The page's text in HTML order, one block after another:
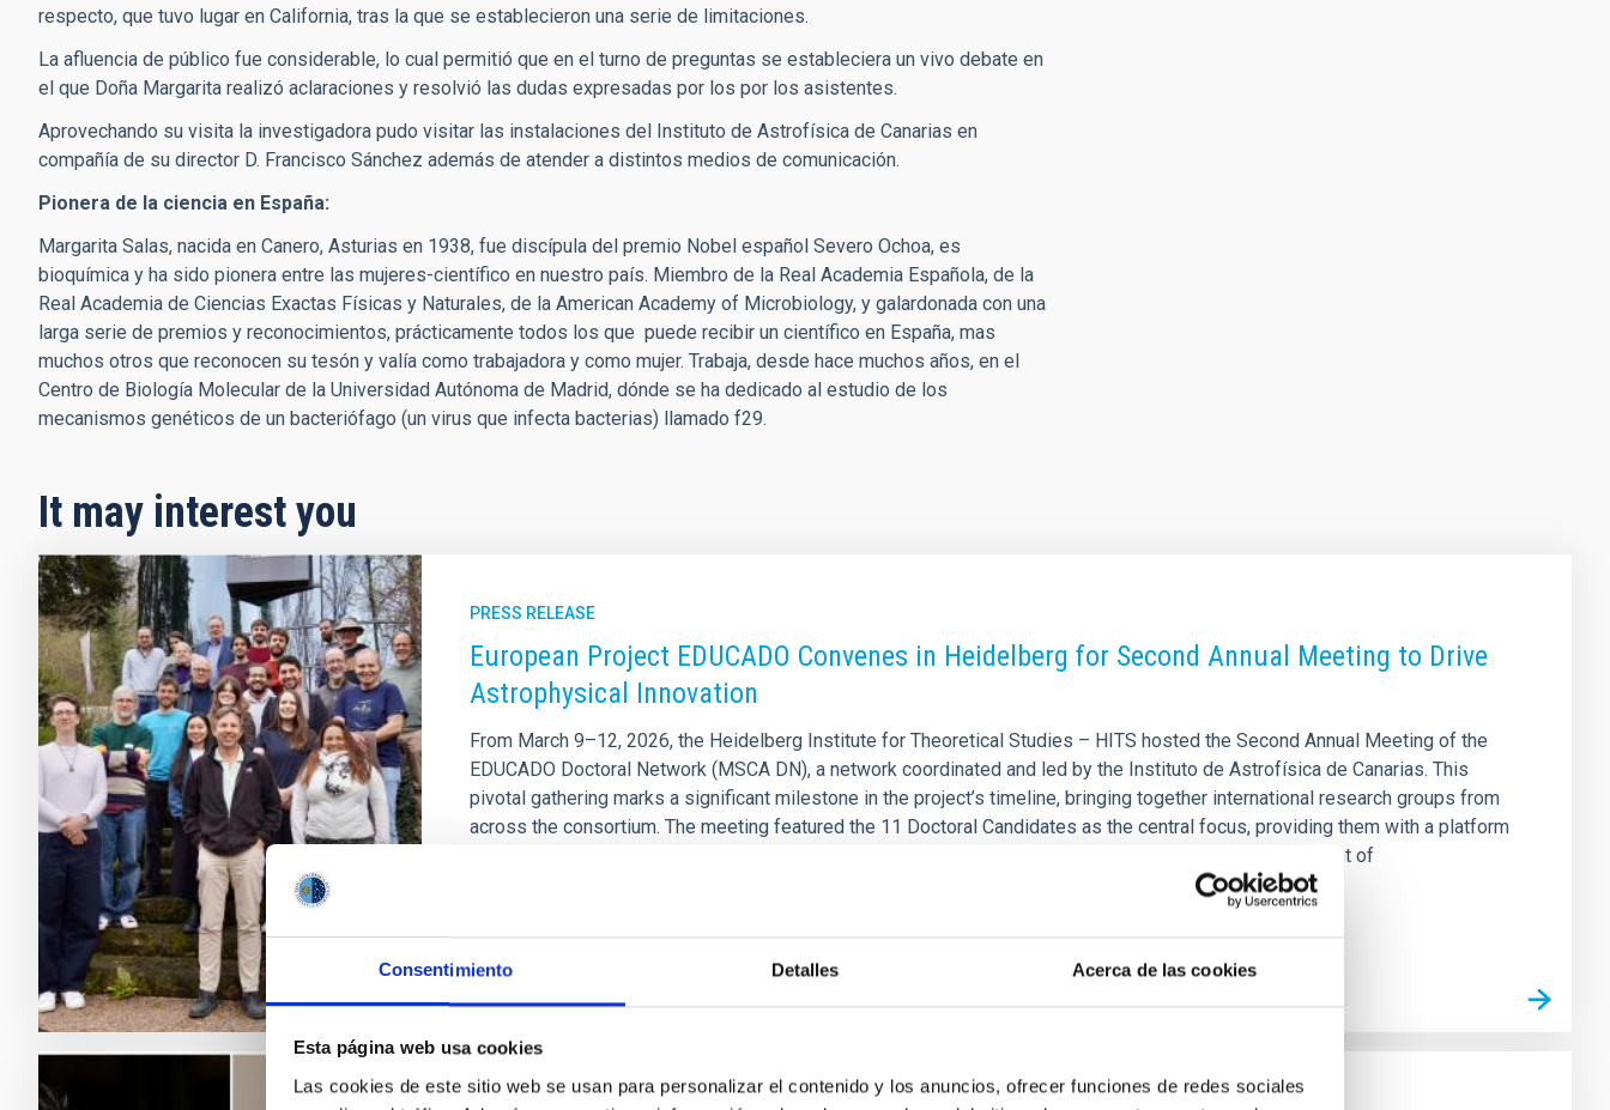
Consentimiento Detalles Acerca de las cookies
Esta página web usa cookies
Las cookies de este sitio web se usan para personalizar el contenido y los anuncios, ofrecer funciones de redes sociales
respecto, que tuvo lugar en California, tras la que se establecieron una serie de limitaciones.
La afluencia de público fue considerable, lo cual permitió que en el turno de preguntas se estableciera un vivo debate en
el que Doña Margarita realizó aclaraciones y resolvió las dudas expresadas por los por los asistentes.
Aprovechando su visita la investigadora pudo visitar las instalaciones del Instituto de Astrofísica de Canarias en
compañía de su director D. Francisco Sánchez además de atender a distintos medios de comunicación.
Pionera de la ciencia en España:
Margarita Salas, nacida en Canero, Asturias en 1938, fue discípula del premio Nobel español Severo Ochoa, es
bioquímica y ha sido pionera entre las mujeres-científico en nuestro país. Miembro de la Real Academia Española, de la
Real Academia de Ciencias Exactas Físicas y Naturales, de la American Academy of Microbiology, y galardonada con una
larga serie de premios y reconocimientos, prácticamente todos los que puede recibir un científico en España, mas
muchos otros que reconocen su tesón y valía como trabajadora y como mujer. Trabaja, desde hace muchos años, en el
Centro de Biología Molecular de la Universidad Autónoma de Madrid, dónde se ha dedicado al estudio de los
mecanismos genéticos de un bacteriófago (un virus que infecta bacterias) llamado f29.
It may interest you
PRESS RELEASE
European Project EDUCADO Convenes in Heidelberg for Second Annual Meeting to Drive
Astrophysical Innovation
From March 9–12, 2026, the Heidelberg Institute for Theoretical Studies – HITS hosted the Second Annual Meeting of the
EDUCADO Doctoral Network (MSCA DN), a network coordinated and led by the Instituto de Astrofísica de Canarias. This
pivotal gathering marks a significant milestone in the project’s timeline, bringing together international research groups from
across the consortium. The meeting featured the 11 Doctoral Candidates as the central focus, providing them with a platform
to present their research progress in applying AI to galaxy evolution and astronomical big data. A highlight of